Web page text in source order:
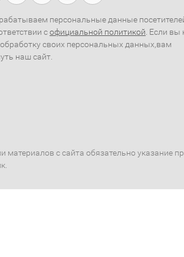
персональные данные
софициальной политикой . Если вы
обработку своих персональных данных,вам
наш сайт.
материалов с сайта обязательно указание